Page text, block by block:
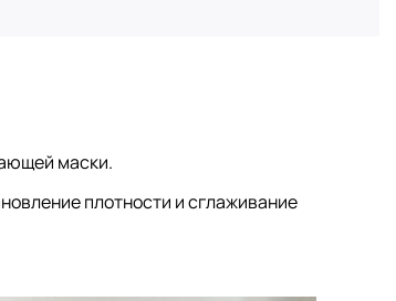
маски.
плотности и сглаживание